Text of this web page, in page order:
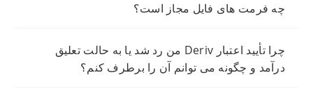
چه فرمت های فایل مجاز است؟
چرا تأیید اعتبار Deriv من رد شد یا به حالت تعلیق
درآمد و چگونه می توانم آن را برطرف کنم؟